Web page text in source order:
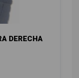
DERECHA